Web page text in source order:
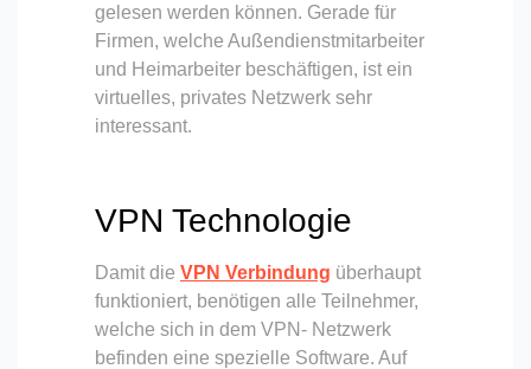
gelesen werden können. Gerade für
Firmen, welche Außendienstmitarbeiter
und Heimarbeiter beschäftigen, ist ein
virtuelles, privates Netzwerk sehr
interessant.
VPN Technologie
Damit die VPN Verbindung überhaupt
funktioniert, benötigen alle Teilnehmer,
welche sich in dem VPN- Netzwerk
befinden eine spezielle Software. Auf